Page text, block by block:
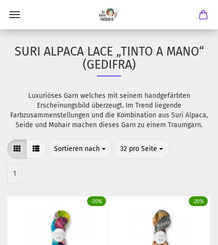
SURI ALPACA LACE „TINTO A MANO“
(GEDIFRA)
Luxuriöses Garn welches mit seinem handgefärbten
Erscheinungsbild überzeugt. Im Trend liegende
Farbzusammenstellungen und die Kombination aus Suri Alpaca,
Seide und Mohair machen dieses Garn zu einem Traumgarn.
Sortieren nach
Sortieren nach 32 pro Seite
pro Seite
1
-20% -20%